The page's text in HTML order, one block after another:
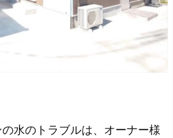
の水のトラブルは、オーナー様